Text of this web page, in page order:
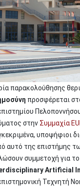
παρακολούθησης
προσφέρεται
στην Συμμαχία
υποψήφιοι
αυτό της επιστήμης
συμμετοχή για το
Artificial
Τεχνητή